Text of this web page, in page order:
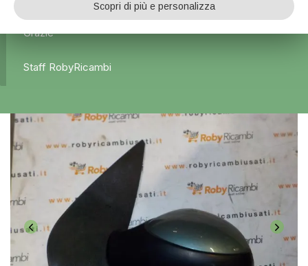
Grazie
Staff RobyRicambi
Scopri di più e personalizza